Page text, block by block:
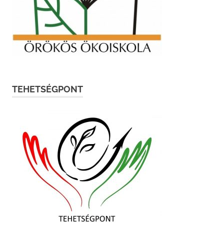
TEHETSÉGPONT